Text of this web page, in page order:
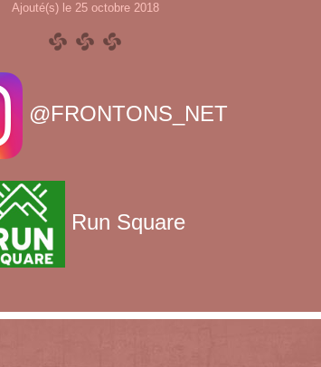
Ajouté(s) le 25 octobre 2018
@FRONTONS_NET
Run Square